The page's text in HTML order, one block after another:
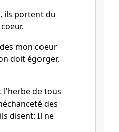
ils portent du
mon coeur
doit égorger,
l'herbe de tous
des
disent: Il ne